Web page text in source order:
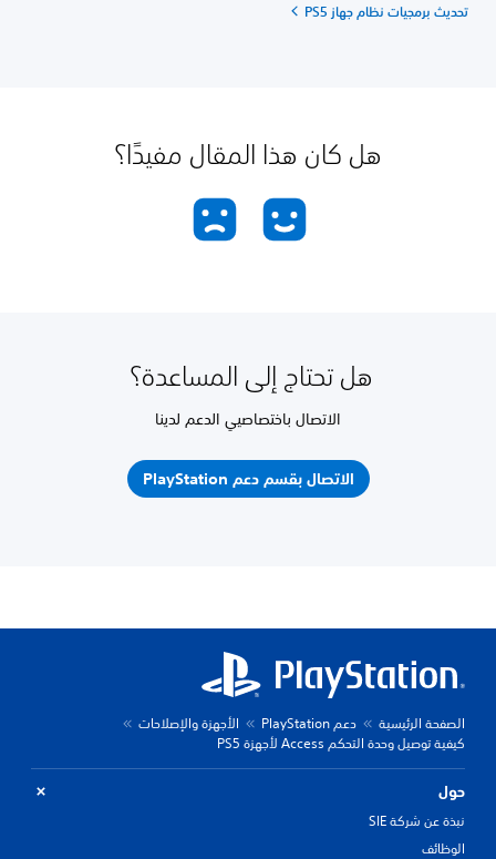
تحديث برمجيات نظام جهاز PS5
هل كان هذا المقال مفيدًا؟
هل تحتاج إلى المساعدة؟
الاتصال باختصاصيي الدعم لدينا
الاتصال بقسم دعم PlayStation
الصفحة الرئيسية دعم PlayStation
الأجهزة والإصلاحات
كيفية توصيل وحدة التحكم Access لأجهزة PS5
حول
نبذة عن شركة SIE
الوظائف